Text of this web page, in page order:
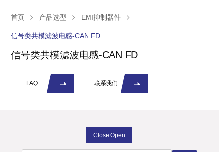
首页 产品选型 EMI抑制器件
信号类共模滤波电感-CAN FD
信号类共模滤波电感-CAN FD
FAQ 联系我们
Close Open